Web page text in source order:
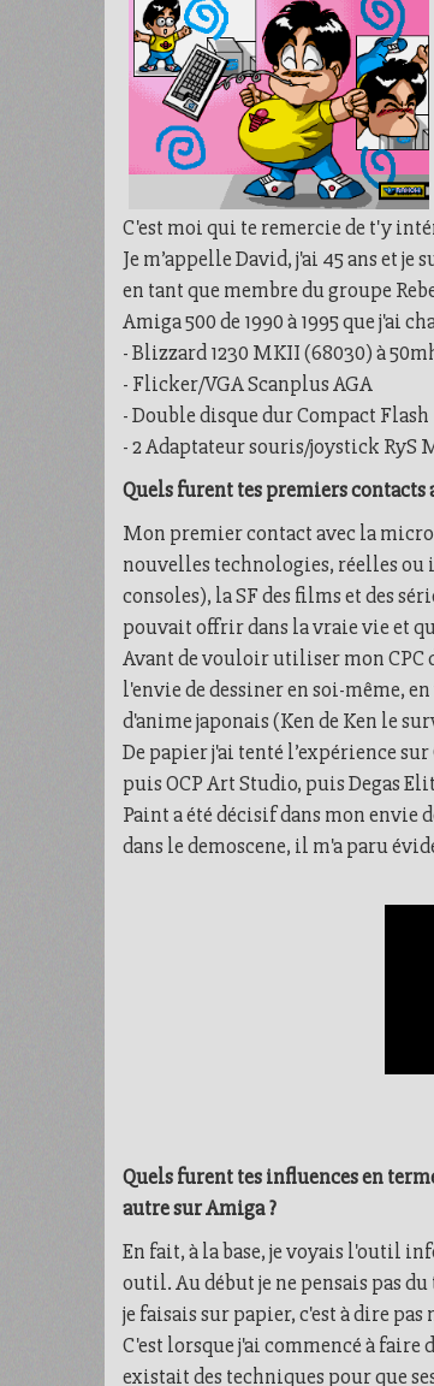
C'est moi qui te remercie de t'y
Je m’appelle David, j'ai 45 ans et
en tant que membre du groupe
Amiga 500 de 1990 à 1995 que j'ai
- Blizzard 1230 MKII (68030) à
- Flicker/VGA Scanplus AGA
- Double disque dur Compact Flash
- 2 Adaptateur souris/joystick RyS
Quels furent tes premiers
Mon premier contact avec la micro
nouvelles technologies, réelles ou
consoles), la SF des films et des
pouvait offrir dans la vraie vie et
Avant de vouloir utiliser mon CPC
l'envie de dessiner en soi-même,
d'anime japonais (Ken de Ken le
De papier j'ai tenté l’expérience
puis OCP Art Studio, puis Degas
Paint a été décisif dans mon envie
dans le demoscene, il m'a paru
Quels furent tes influences en
autre sur Amiga ?
En fait, à la base, je voyais l'outil
outil. Au début je ne pensais pas
je faisais sur papier, c'est à dire pas
C'est lorsque j'ai commencé à faire
existait des techniques pour que